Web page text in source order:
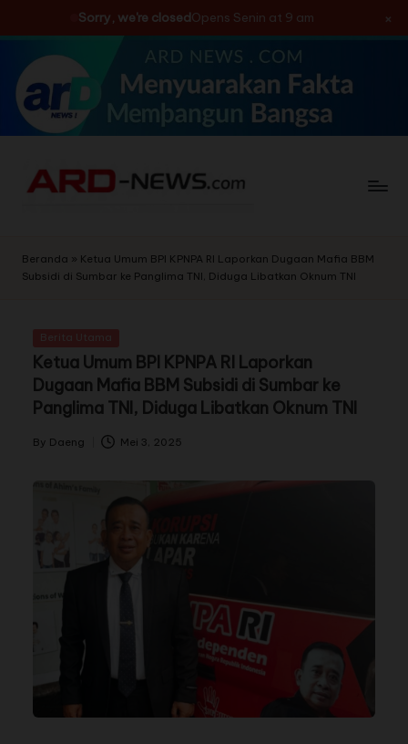
Sorry, we're closedOpens Senin at 9 am ×
Skip
content
Beranda » Ketua Umum BPI KPNPA RI Laporkan Dugaan Mafia BBM
Subsidi di Sumbar ke Panglima TNI, Diduga Libatkan Oknum TNI
Ketua Umum BPI KPNPA RI Laporkan
Dugaan Mafia BBM Subsidi di Sumbar ke
Panglima TNI, Diduga Libatkan Oknum TNI
By Daeng Mei 3, 2025